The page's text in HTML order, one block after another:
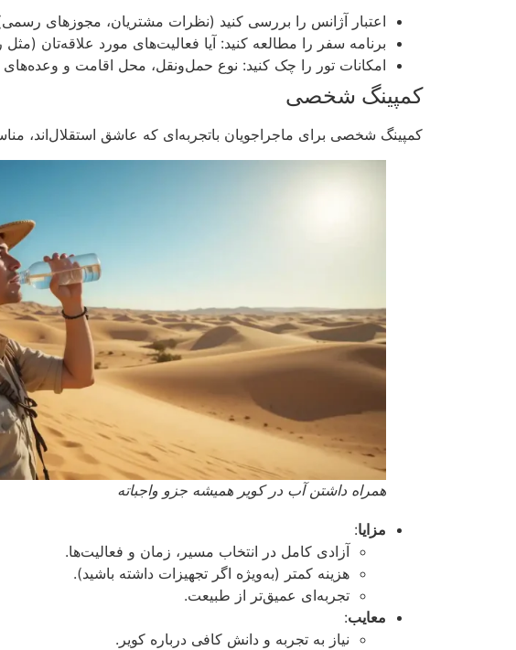
اعتبار آژانس را بررسی کنید (نظرات مشتریان، مجوزهای
برنامه سفر را مطالعه کنید: آیا فعالیت‌های مورد علاقه‌تان
امکانات تور را چک کنید: نوع حمل‌ونقل، محل اقامت و وعده‌های
کمپینگ شخصی
کمپینگ شخصی برای ماجراجویان باتجربه‌ای که عاشق استقلال‌اند،
همراه داشتن آب در کویر همیشه جزو واجباته
مزایا:
آزادی کامل در انتخاب مسیر، زمان و فعالیت‌ها.
هزینه کمتر (به‌ویژه اگر تجهیزات داشته باشید).
تجربه‌ای عمیق‌تر از طبیعت.
معایب:
نیاز به تجربه و دانش کافی درباره کویر.